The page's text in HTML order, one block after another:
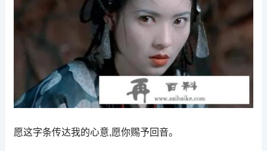
愿这字条传达我的心意,愿你赐予回音。